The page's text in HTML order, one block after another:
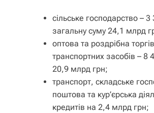
сільське господарство – 3
загальну суму 24,1 млрд
оптова та роздрібна
транспортних засобів – 8
20,9 млрд грн;
транспорт, складське
поштова та кур’єрська
кредитів на 2,4 млрд грн;